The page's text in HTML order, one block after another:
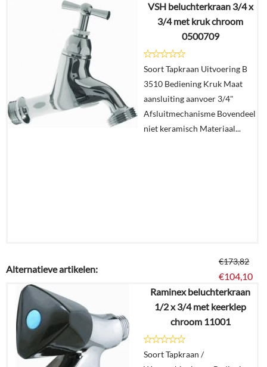
€95,90
€60,11
In
winkelmand
VSH beluchterkraan 3/4 x
3/4 met kruk chroom
0500709
Soort Tapkraan Uitvoering B
3510 Bediening Kruk Maat
aansluiting aanvoer 3/4"
Afsluitmechanisme Bovendeel
niet keramisch Materiaal...
€173,82
€104,10
Details
Alternatieve artikelen:
Raminex beluchterkraan
1/2 x 3/4 met keerklep
chroom 11001
Soort Tapkraan /